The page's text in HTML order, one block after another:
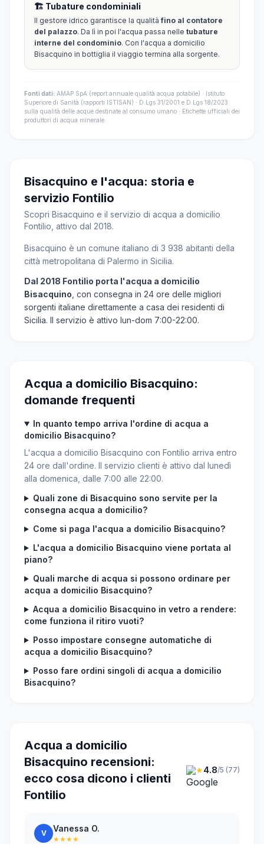
🏗️ Tubature condominiali
Il gestore idrico garantisce la qualitàfino al contatore
del palazzo. Da lì in poi l'acqua passa nelle tubature
interne del condominio. Con l'acqua a domicilio
Bisacquino in bottiglia il viaggio termina alla sorgente.
Fonti dati: AMAP SpA (report annuale qualità acqua potabile) · Istituto
Superiore di Sanità (rapporti ISTISAN) · D.Lgs 31/2001 e D.Lgs 18/2023
sulla qualità delle acque destinate al consumo umano · Etichette ufficiali dei
produttori di acqua minerale.
Bisacquino e l'acqua: storia e
servizio Fontilio
Scopri Bisacquino e il servizio di acqua a domicilio
Fontilio, attivo dal 2018.
Bisacquino è un comune italiano di 3 938 abitanti della
città metropolitana di Palermo in Sicilia.
Dal 2018 Fontilio porta l'acqua a domicilio
Bisacquino , con consegna in 24 ore delle migliori
sorgenti italiane direttamente a casa dei residenti di
Sicilia. Il servizio è attivo lun-dom 7:00-22:00.
Acqua a domicilio Bisacquino:
domande frequenti
In quanto tempo arriva l'ordine di acqua a
domicilio Bisacquino?
L'acqua a domicilio Bisacquino con Fontilio arriva entro
24 ore dall'ordine. Il servizio clienti è attivo dal lunedì
alla domenica, dalle 7:00 alle 22:00.
Quali zone di Bisacquino sono servite per la
consegna acqua a domicilio?
Come si paga l'acqua a domicilio Bisacquino?
L'acqua a domicilio Bisacquino viene portata al
piano?
Quali marche di acqua si possono ordinare per
acqua a domicilio Bisacquino?
Acqua a domicilio Bisacquino in vetro a rendere:
come funziona il ritiro vuoti?
Posso impostare consegne automatiche di
acqua a domicilio Bisacquino?
Posso fare ordini singoli di acqua a domicilio
Bisacquino?
Acqua a domicilio
Bisacquino recensioni:
ecco cosa dicono i clienti
Fontilio
★4.8/5 (77)
V Vanessa O.
★★★★